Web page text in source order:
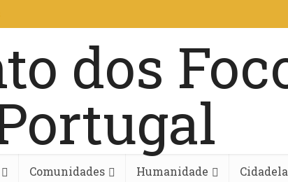
Comunidades Humanidade Cidadela